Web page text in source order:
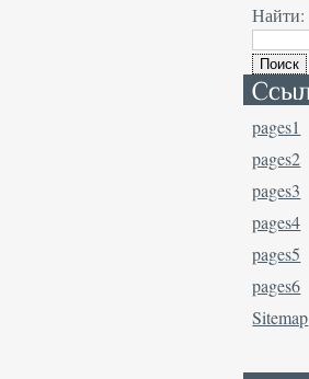
Найти:
pages1
pages2
pages3
pages4
pages5
pages6
Sitemap